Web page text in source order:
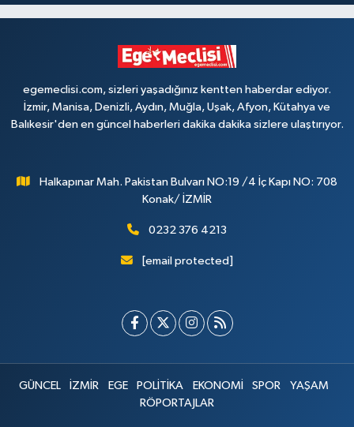
egemeclisi.com, sizleri yaşadığınız kentten haberdar ediyor.
İzmir, Manisa, Denizli, Aydın, Muğla, Uşak, Afyon, Kütahya ve
Balıkesir'den en güncel haberleri dakika dakika sizlere ulaştırıyor.
Halkapınar Mah. Pakistan Bulvarı NO:19 /4 İç Kapı NO: 708
Konak/ İZMİR
0232 376 4213
[email protected]
GÜNCEL İZMİR EGE POLİTİKA EKONOMİ SPOR
YAŞAM
RÖPORTAJLAR